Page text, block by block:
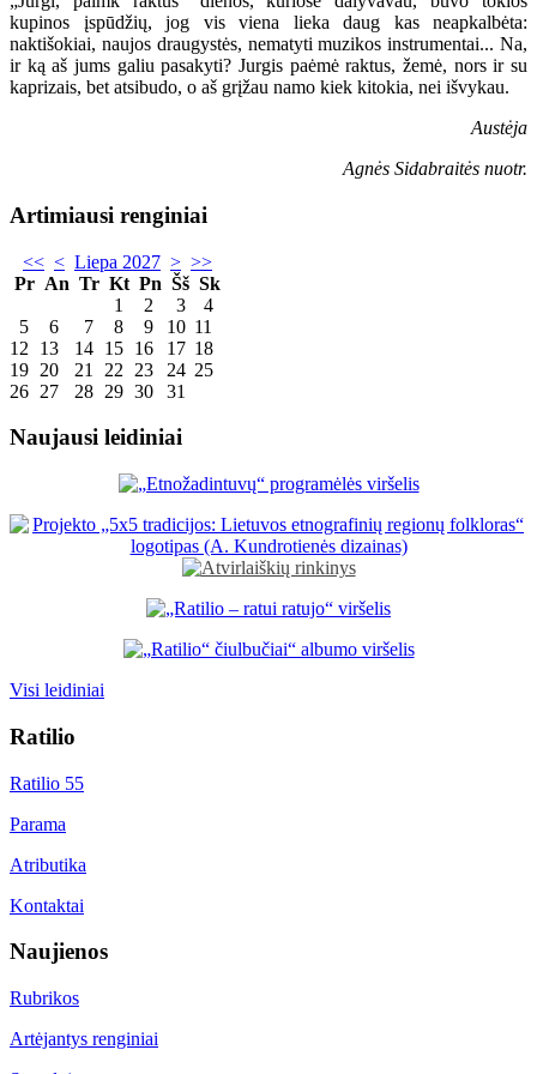
kupinos įspūdžių, jog vis viena lieka daug kas neapkalbėta:
naktišokiai, naujos draugystės, nematyti muzikos instrumentai... Na,
ir ką aš jums galiu pasakyti? Jurgis paėmė raktus, žemė, nors ir su
kaprizais, bet atsibudo, o aš grįžau namo kiek kitokia, nei išvykau.
Austėja
Agnės Sidabraitės nuotr.
Artimiausi renginiai
<< < Liepa 2027 > >>
Pr An Tr Kt Pn Šš Sk
1
2 3
4
5
6 7 8 9 10 11
12
13 14 15 16 17 18
19 20 21 22 23 24 25
26 27 28 29 30 31
Naujausi leidiniai
Visi leidiniai
Ratilio
Ratilio 55
Parama
Atributika
Kontaktai
Naujienos
Rubrikos
Artėjantys renginiai